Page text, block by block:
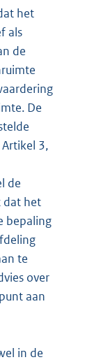
het
als
de
De
3,
de
dat het
bepaling
te
over
aan
in de